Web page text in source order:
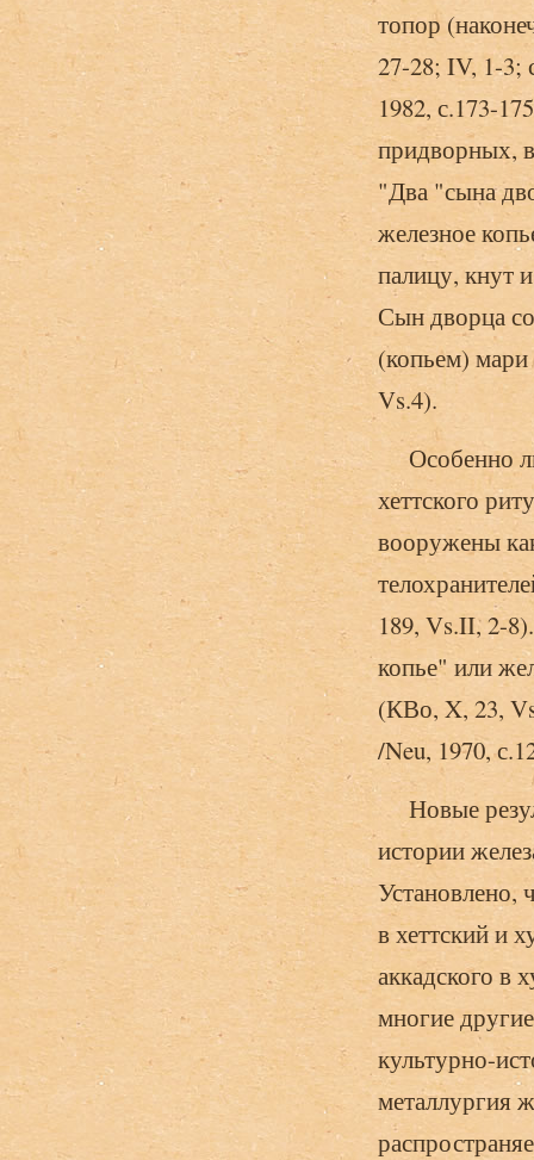
топор
27-28; IV, 1-3;
1982, с.173-
придворных,
"Два "сына
железное
палицу, кнут
Сын дворца
(копьем)
Vs.4).
Особенно
хеттского
вооружены
189, Vs.II, 2-
копье" или
(КВо, X, 23,
/Neu, 1970,
Новые
истории
Установлено,
в хеттский и
аккадского в
многие
культурно-
металлургия